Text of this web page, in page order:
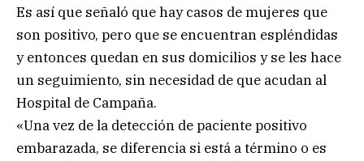
Es así que señaló que hay casos de mujeres que
son positivo, pero que se encuentran espléndidas
y entonces quedan en sus domicilios y se les hace
un seguimiento, sin necesidad de que acudan al
Hospital de Campaña.
«Una vez de la detección de paciente positivo
embarazada, se diferencia si está a término o es